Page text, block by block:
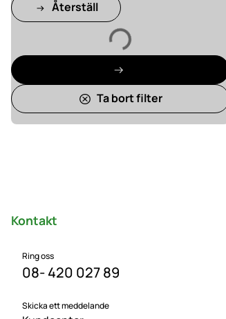
Laddar
Återställ
Ta bort filter
Kontakt
Ring oss
08- 420 027 89
Skicka ett meddelande